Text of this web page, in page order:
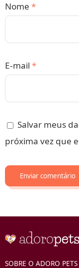
Nome *
E-mail *
Salvar meus
próxima vez que
SOBRE O ADORO PETS